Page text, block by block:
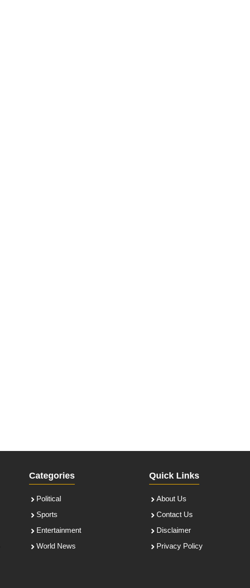
Categories
Political
Sports
Entertainment
World News
Quick Links
About Us
Contact Us
Disclaimer
Privacy Policy